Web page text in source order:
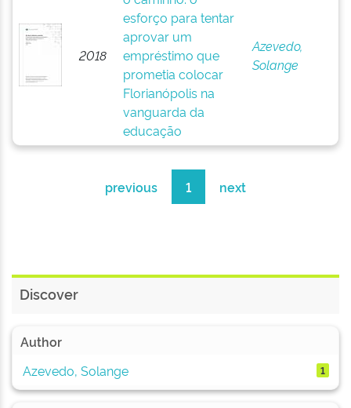
2018
esforço para tentar
aprovar um
empréstimo que
prometia colocar
Florianópolis na
vanguarda da
educação
Azevedo,
Solange
previous 1 next
Discover
Author
Azevedo, Solange
1